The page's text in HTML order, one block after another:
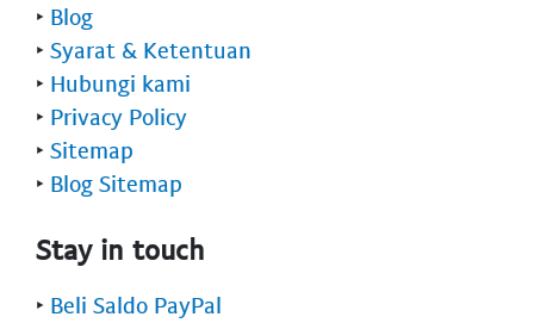
‣ Blog
‣ Syarat & Ketentuan
‣ Hubungi kami
‣ Privacy Policy
‣ Sitemap
‣ Blog Sitemap
Stay in touch
‣ Beli Saldo PayPal